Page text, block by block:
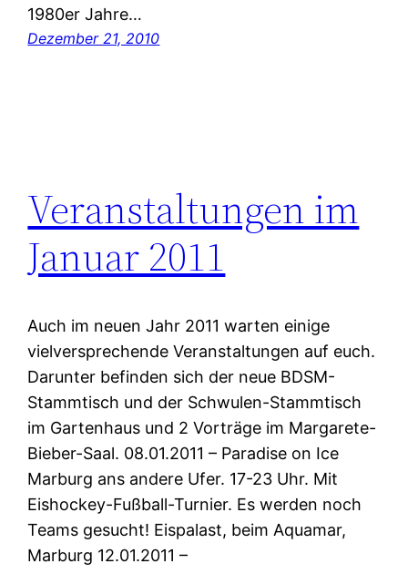
1980er Jahre…
Dezember 21, 2010
Veranstaltungen im
Januar 2011
Auch im neuen Jahr 2011 warten einige
vielversprechende Veranstaltungen auf euch.
Darunter befinden sich der neue BDSM-
Stammtisch und der Schwulen-Stammtisch
im Gartenhaus und 2 Vorträge im Margarete-
Bieber-Saal. 08.01.2011 – Paradise on Ice
Marburg ans andere Ufer. 17-23 Uhr. Mit
Eishockey-Fußball-Turnier. Es werden noch
Teams gesucht! Eispalast, beim Aquamar,
Marburg 12.01.2011 –